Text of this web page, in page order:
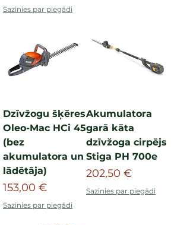
Sazinies par piegādi
Dzīvžogu šķēres
Oleo-Mac HCi 45
(bez
akumulatora un
lādētāja)
Cena
153,00 €
Sazinies par piegādi
Akumulatora
garā kāta
dzīvžoga cirpējs
Stiga PH 700e
Cena
202,50 €
Sazinies par piegādi